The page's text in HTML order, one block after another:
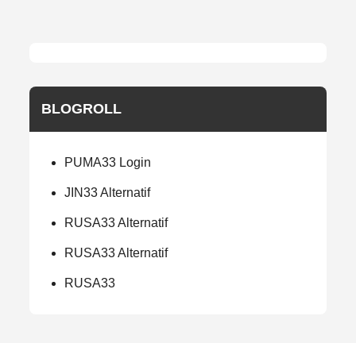
BLOGROLL
PUMA33 Login
JIN33 Alternatif
RUSA33 Alternatif
RUSA33 Alternatif
RUSA33